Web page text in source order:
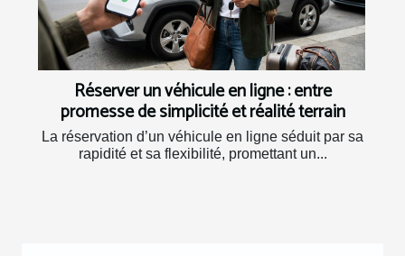
Réserver un véhicule en ligne : entre
promesse de simplicité et réalité terrain
La réservation d’un véhicule en ligne séduit par sa
rapidité et sa flexibilité, promettant un...